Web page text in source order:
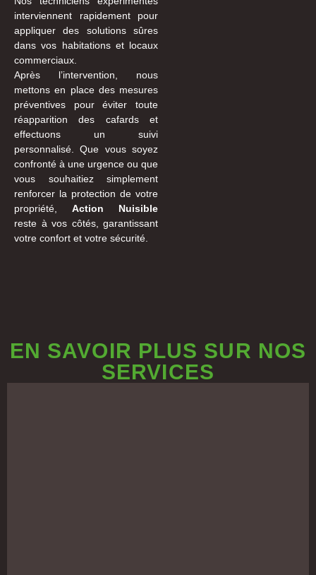
interviennent rapidement pour
appliquer des solutions sûres
dans vos habitations et locaux
commerciaux.
Après l’intervention, nous
mettons en place des mesures
préventives pour éviter toute
réapparition des cafards et
effectuons un suivi
personnalisé. Que vous soyez
confronté à une urgence ou que
vous souhaitiez simplement
renforcer la protection de votre
propriété, Action Nuisible
reste à vos côtés, garantissant
votre confort et votre sécurité.
EN SAVOIR PLUS SUR NOS
SERVICES